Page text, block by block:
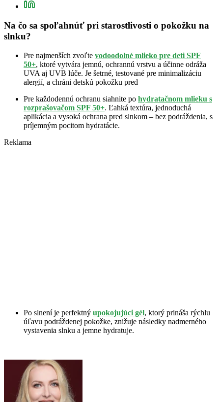
Na čo sa spoľahnúť pri starostlivosti o pokožku na
slnku?
Pre najmenších zvoľte vodoodolné mlieko pre deti SPF
50+, ktoré vytvára jemnú, ochrannú vrstvu a účinne odráža
UVA aj UVB lúče. Je šetrné, testované pre minimalizáciu
alergií, a chráni detskú pokožku pred
Pre každodennú ochranu siahnite po hydratačnom mlieku s
rozprašovačom SPF 50+. Ľahká textúra, jednoduchá
aplikácia a vysoká ochrana pred slnkom – bez podráždenia, s
príjemným pocitom hydratácie.
Reklama
Po slnení je perfektný upokojujúci gél, ktorý prináša rýchlu
úľavu podráždenej pokožke, znižuje následky nadmerného
vystavenia slnku a jemne hydratuje.